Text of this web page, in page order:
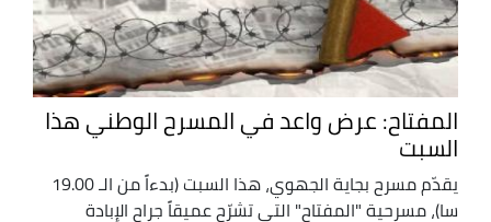
المفتاح: عرض واعد في المسرح الوطني هذا
السبت
يقدّم مسرح بجاية الجهوي، هذا السبت (بدءاً من الـ 19.00
سا)، مسرحية "المفتاح" التي تشرّح عميقاً جراح الإبادة